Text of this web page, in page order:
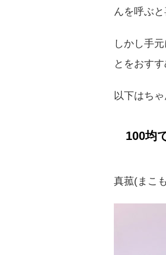
んを呼ぶ
しかし手
とをおすす
以下はち
100均
真菰(まこ